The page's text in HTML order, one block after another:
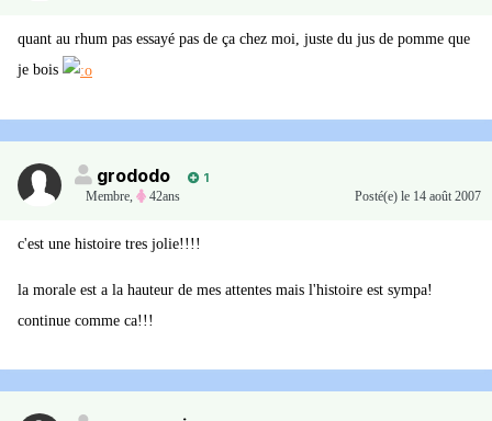
quant au rhum pas essayé pas de ça chez moi, juste du jus de pomme que
je bois
grododo
1
Membre, 42ans Posté(e) le 14 août 2007
c'est une histoire tres jolie!!!!
la morale est a la hauteur de mes attentes mais l'histoire est sympa!
continue comme ca!!!